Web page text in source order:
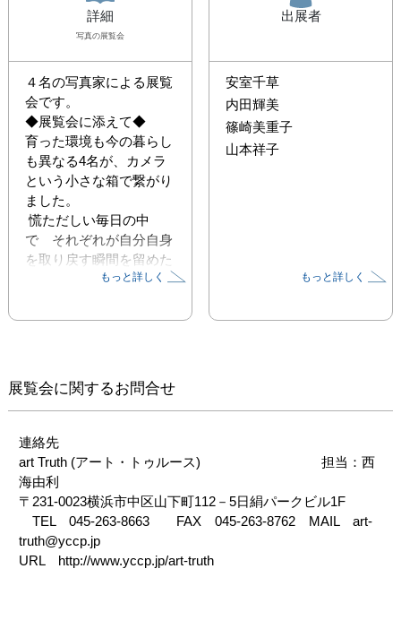
詳細
写真の展覧会
４名の写真家による展覧
会です。
◆展覧会に添えて◆
育った環境も今の暮らし
も異なる4名が、カメラ
という小さな箱で繋がり
ました。
慌ただしい毎日の中
で　それぞれが自分自身
を取り戻す瞬間を留めた
写真展です。
しむという意味を込めた
幸いです。
もっと詳しく
出展者
安室千草
内田輝美
篠崎美重子
山本祥子
もっと詳しく
展覧会に関するお問合せ
連絡先
art Truth (アート・トゥルース)　　　　　　　　　担当：西
海由利
〒231-0023横浜市中区山下町112－5日絹パークビル1F
TEL　045-263-8663　　FAX　045-263-8762　MAIL　art-
truth@yccp.jp
URL　http://www.yccp.jp/art-truth